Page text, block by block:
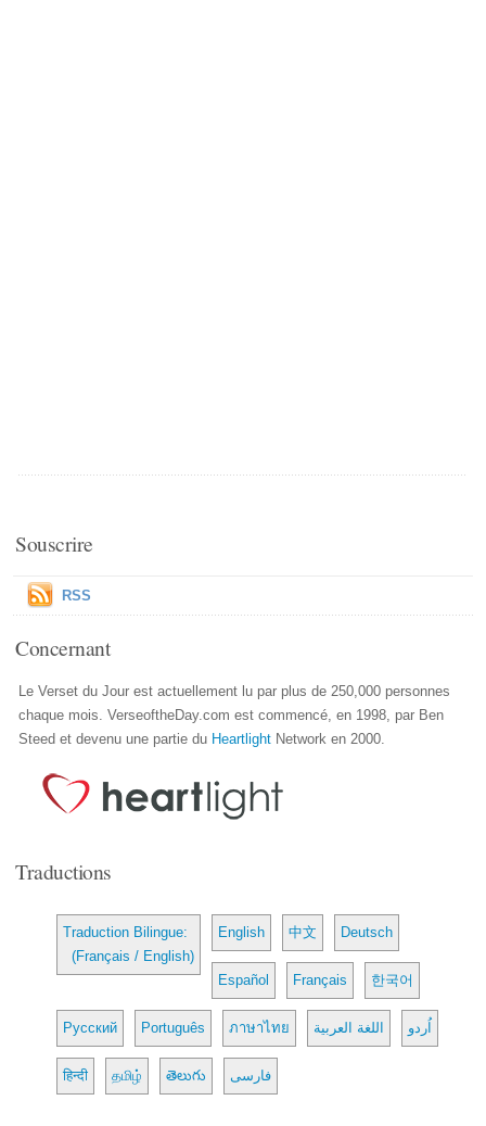
Souscrire
RSS
Concernant
Le Verset du Jour est actuellement lu par plus de 250,000 personnes
chaque mois. VerseoftheDay.com est commencé, en 1998, par Ben
Steed et devenu une partie du Heartlight Network en 2000.
Traductions
Traduction Bilingue:
(Français / English)
English 中文 Deutsch
Español Français 한국어
Русский Português ภาษาไทย اللغة العربية اُردو
हिन्दी தமிழ் తెలుగు فارسی